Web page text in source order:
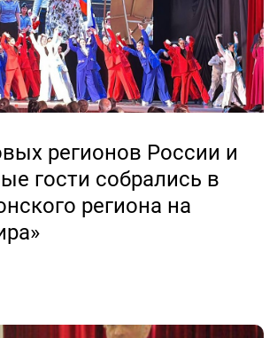
регионов России и
гости собрались в
региона на